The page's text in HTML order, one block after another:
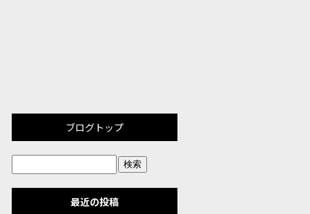
ブログトップ
最近の投稿